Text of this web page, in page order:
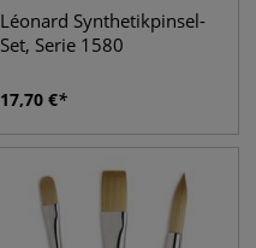
Léonard Synthetikpinsel-
Set, Serie 1580
17,70 €